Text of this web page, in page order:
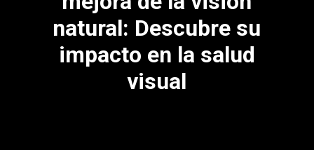
natural: Descubre su
impacto en la salud
visual